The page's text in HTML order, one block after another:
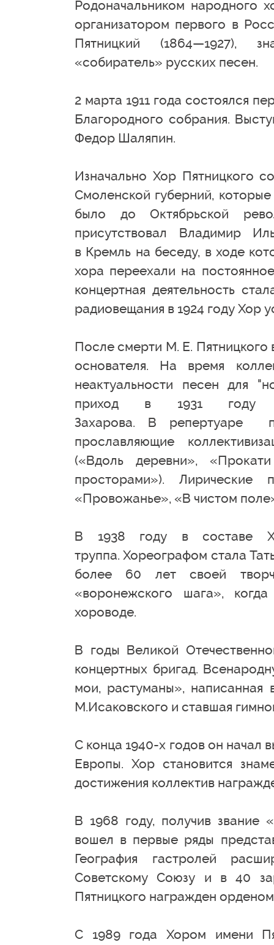
Родоначальником народного
организатором первого в
Пятницкий (1864—1927),
«собиратель» русских песен.
2 марта 1911 года состоялся
Благородного собрания.
Федор Шаляпин.
Изначально Хор Пятницкого
Смоленской губерний,
было до Октябрьской
присутствовал Владимир
в Кремль на беседу, в ходе
хора переехали на
концертная деятельность
радиовещания в 1924 году Хор
После смерти М. Е. Пятницкого
основателя. На время
неактуальности песен для
приход в 1931 году
Захарова. В репертуаре
прославляющие
(«Вдоль деревни»,
просторами»).
«Провожанье», «В чистом
В 1938 году в составе
труппа. Хореографом стала
более 60 лет своей
«воронежского шага»,
хороводе.
В годы Великой
концертных бригад.
мои, растуманы»,
М.Исаковского и ставшая
С конца 1940-х годов он начал
Европы. Хор становится
достижения коллектив
В 1968 году, получив звание
вошел в первые ряды
География гастролей
Советскому Союзу и в 40
Пятницкого награжден
С 1989 года Хором имени